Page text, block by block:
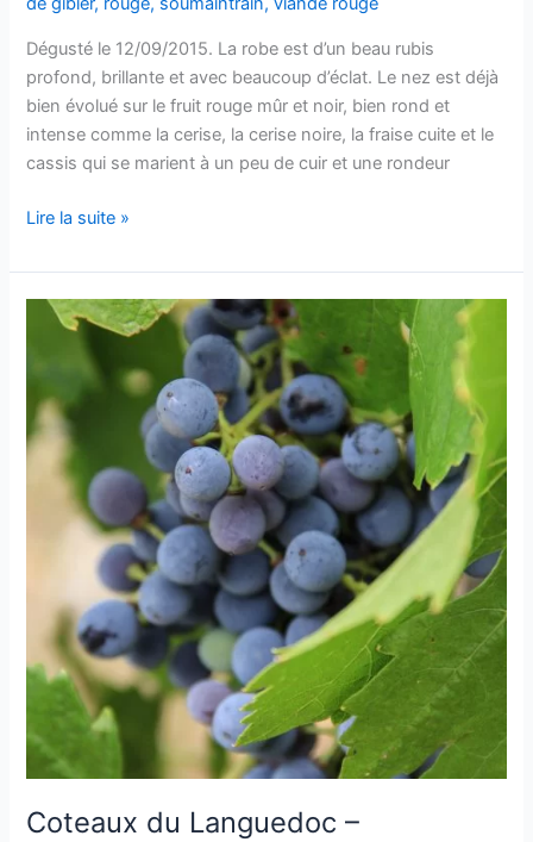
Dégusté le 12/09/2015. La robe est d’un beau rubis
profond, brillante et avec beaucoup d’éclat. Le nez est déjà
bien évolué sur le fruit rouge mûr et noir, bien rond et
intense comme la cerise, la cerise noire, la fraise cuite et le
cassis qui se marient à un peu de cuir et une rondeur
Bourgogne
d’Auxerre
–
Corps
Domaine
Goisot
Lire la suite »
Coteaux du Languedoc –